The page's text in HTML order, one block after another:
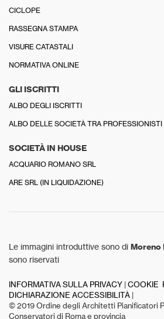
CICLOPE
RASSEGNA STAMPA
VISURE CATASTALI
NORMATIVA ONLINE
GLI ISCRITTI
ALBO DEGLI ISCRITTI
ALBO DELLE SOCIETÀ TRA PROFESSIONISTI
SOCIETÀ IN HOUSE
ACQUARIO ROMANO SRL
ARE SRL (IN LIQUIDAZIONE)
Le immagini introduttive sono di Moreno
sono riservati
INFORMATIVA SULLA PRIVACY COOKIE
DICHIARAZIONE ACCESSIBILITÀ
© 2019 Ordine degli Architetti Pianificatori
Conservatori di Roma e provincia